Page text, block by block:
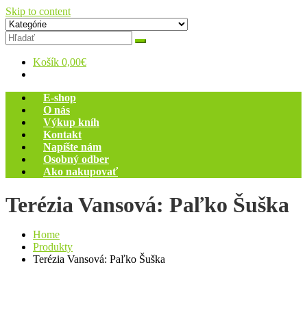
Skip to content
Zelený dom
Antikvariát
Košík 0,00€
E-shop
O nás
Výkup kníh
Kontakt
Napíšte nám
Osobný odber
Ako nakupovať
Terézia Vansová: Paľko Šuška
Home
Produkty
Terézia Vansová: Paľko Šuška